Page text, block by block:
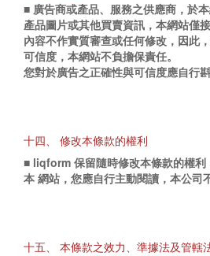
■ 廣告商或產品、服務之供應商，於本
產品圖片或其他買賣資訊，本網站僅
內容不作實質審查或任何修改，因此
可信度，本網站不負擔保責任。
您對於廣告之正確性與可信度應自行斟
十四、 修改本條款的權利
■ liqform 保留隨時修改本條款的權利
本 網站，您應自行主動閱讀，本公司
十五、 本條款之效力、準據法及管轄